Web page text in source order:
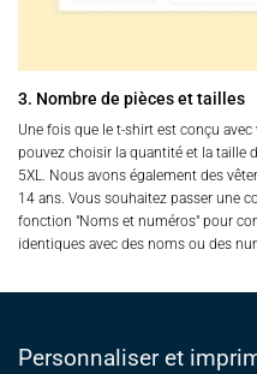
3. Nombre de pièces et tailles
Une fois que le t-shirt est conçu
pouvez choisir la quantité et la taille
5XL. Nous avons également des
14 ans. Vous souhaitez passer une
fonction "Noms et numéros" pour
identiques avec des noms ou des
Personnaliser et